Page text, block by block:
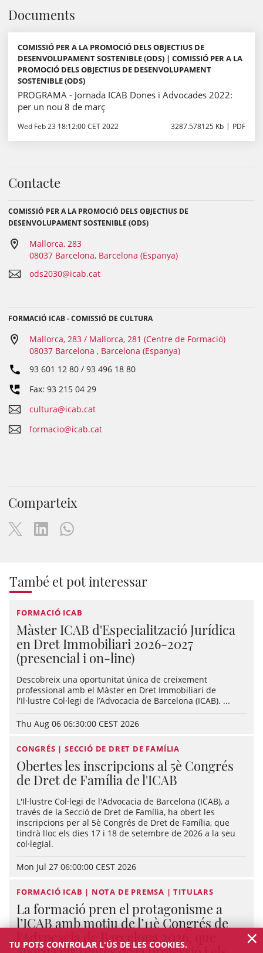
Documents
COMISSIÓ PER A LA PROMOCIÓ DELS OBJECTIUS DE
DESENVOLUPAMENT SOSTENIBLE (ODS) | COMISSIÓ PER A LA
PROMOCIÓ DELS OBJECTIUS DE DESENVOLUPAMENT
SOSTENIBLE (ODS)
PROGRAMA - Jornada ICAB Dones i Advocades 2022:
per un nou 8 de març
Wed Feb 23 18:12:00 CET 2022 3287.578125 Kb PDF
Contacte
COMISSIÓ PER A LA PROMOCIÓ DELS OBJECTIUS DE
DESENVOLUPAMENT SOSTENIBLE (ODS)
Mallorca, 283
08037 Barcelona, Barcelona (Espanya)
ods2030@icab.cat
FORMACIÓ ICAB - COMISSIÓ DE CULTURA
Mallorca, 283 / Mallorca, 281 (Centre de Formació)
08037 Barcelona , Barcelona (Espanya)
93 601 12 80 / 93 496 18 80
Fax: 93 215 04 29
cultura@icab.cat
formacio@icab.cat
Comparteix
També et pot interessar
FORMACIÓ ICAB
Màster ICAB d'Especialització Jurídica
en Dret Immobiliari 2026-2027
(presencial i on-line)
Descobreix una oportunitat única de creixement
professional amb el Màster en Dret Immobiliari de
l'Il·lustre Col·legi de l’Advocacia de Barcelona (ICAB). ...
Thu Aug 06 06:30:00 CEST 2026
CONGRÉS | SECCIÓ DE DRET DE FAMÍLIA
Obertes les inscripcions al 5è Congrés
de Dret de Família de l'ICAB
L'Il·lustre Col·legi de l'Advocacia de Barcelona (ICAB), a
través de la Secció de Dret de Família, ha obert les
inscripcions per al 5è Congrés de Dret de Família, que
tindrà lloc els dies 17 i 18 de setembre de 2026 a la seu
col·legial.
Mon Jul 27 06:00:00 CEST 2026
FORMACIÓ ICAB | NOTA DE PREMSA | TITULARS
La formació pren el protagonisme a
l’ICAB amb motiu de l’11è Congrés de
l'Advocacia de Barcelona 2026, que
TU POTS CONTROLAR L'ÚS DE LES COOKIES. ×